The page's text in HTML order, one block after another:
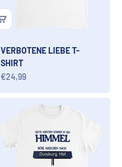
VERBOTENE LIEBE T-
SHIRT
Angebot
€24,99